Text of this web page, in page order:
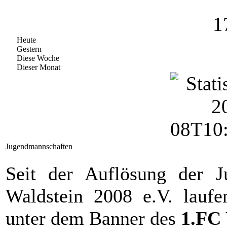
Heute
Gestern
Diese Woche
Dieser Monat
Jugendmannschaften
Seit der Auflösung der
Waldstein 2008 e.V.
unter dem Banner des